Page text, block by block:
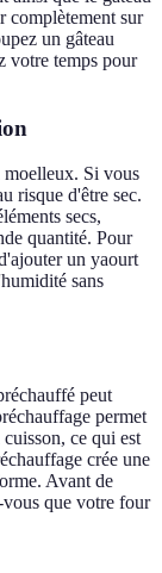
complètement sur
un gâteau
votre temps pour
Si vous
risque d'être sec.
secs,
quantité. Pour
un yaourt
sans
peut
permet
ce qui est
crée une
Avant de
vous que votre four